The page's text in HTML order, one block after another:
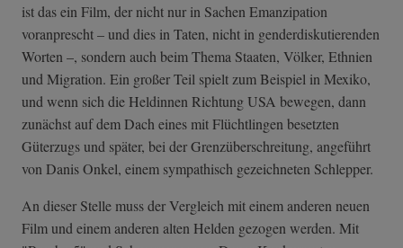
ist das ein Film, der nicht nur in Sachen Emanzipation
voranprescht – und dies in Taten, nicht in genderdiskutierenden
Worten –, sondern auch beim Thema Staaten, Völker, Ethnien
und Migration. Ein großer Teil spielt zum Beispiel in Mexiko,
und wenn sich die Heldinnen Richtung USA bewegen, dann
zunächst auf dem Dach eines mit Flüchtlingen besetzten
Güterzugs und später, bei der Grenzüberschreitung, angeführt
von Danis Onkel, einem sympathisch gezeichneten Schlepper.
An dieser Stelle muss der Vergleich mit einem anderen neuen
Film und einem anderen alten Helden gezogen werden. Mit